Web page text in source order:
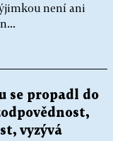
není ani
se propadl do
vyzývá